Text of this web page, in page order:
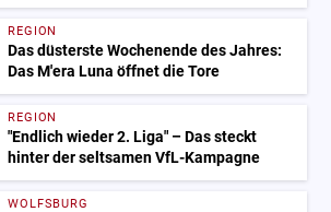
REGION
Das düsterste Wochenende des Jahres:
Das M'era Luna öffnet die Tore
REGION
"Endlich wieder 2. Liga" – Das steckt
hinter der seltsamen VfL-Kampagne
WOLFSBURG